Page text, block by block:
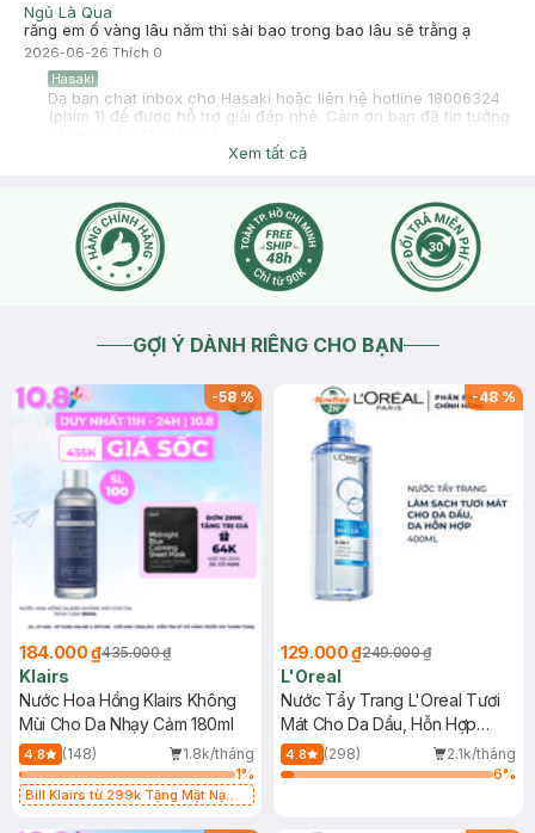
Ngủ Là Qua
răng em ố vàng lâu năm thì sài bao trong bao lâu sẽ trằng ạ
2026-06-26 Thích 0
Hasaki
Dạ bạn chat inbox cho Hasaki hoặc liên hệ hotline 18006324
(phím 1) để được hỗ trợ giải đáp nhé. Cảm ơn bạn đã tin tưởng
Xem tất cả
GỢI Ý DÀNH RIÊNG CHO BẠN
-58%
184.000 ₫435.000 ₫
Klairs
Nước Hoa Hồng Klairs Không
Mùi Cho Da Nhạy Cảm 180ml
4.8 (148)
1.8k/tháng
1%
Bill Klairs từ 299k Tặng Mặt Nạ
-48 %
129.000 ₫249.000 ₫
L'Oreal
Nước Tẩy Trang L'Oreal Tươi
Mát Cho Da Dầu, Hỗn Hợp
400ml
4.8 (298)
2.1k/tháng
6%